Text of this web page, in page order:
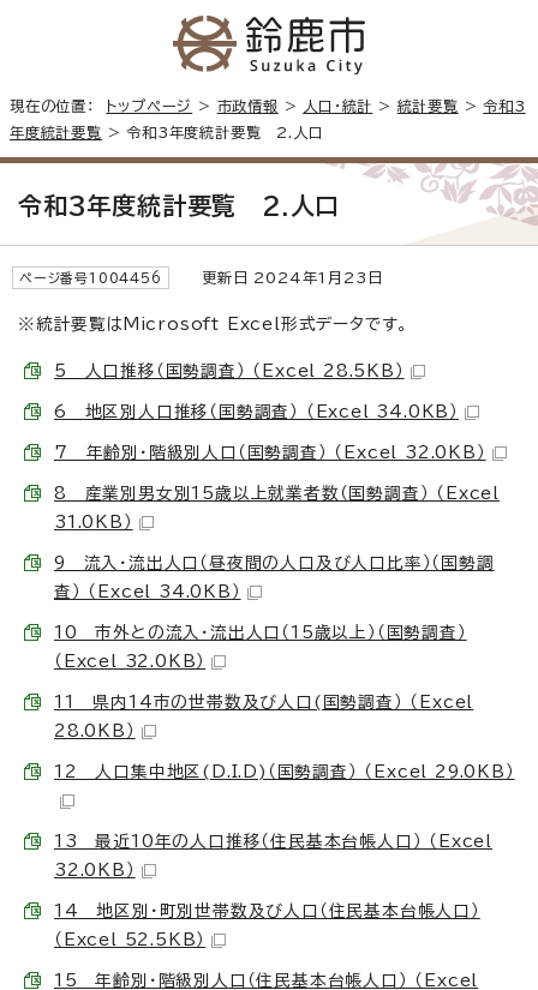
現在の位置： トップページ > 市政情報 > 人口・統計 > 統計要覧 >令和3
年度統計要覧 > 令和3年度統計要覧 2.人口
令和3年度統計要覧 2.人口
ページ番号1004456 更新日 2024年1月23日
※統計要覧はMicrosoft Excel形式データです。
5 人口推移（国勢調査） （Excel 28.5KB）
6 地区別人口推移（国勢調査） （Excel 34.0KB）
7 年齢別・階級別人口（国勢調査） （Excel 32.0KB）
8 産業別男女別15歳以上就業者数（国勢調査） （Excel
31.0KB）
9 流入・流出人口（昼夜間の人口及び人口比率）（国勢調
査） （Excel 34.0KB）
10 市外との流入・流出人口（15歳以上）（国勢調査）
（Excel 32.0KB）
11 県内14市の世帯数及び人口(国勢調査） （Excel
28.0KB）
12 人口集中地区(D.I.D)（国勢調査） （Excel 29.0KB）
13 最近10年の人口推移（住民基本台帳人口） （Excel
32.0KB）
14 地区別・町別世帯数及び人口（住民基本台帳人口）
（Excel 52.5KB）
15 年齢別・階級別人口（住民基本台帳人口） （Excel